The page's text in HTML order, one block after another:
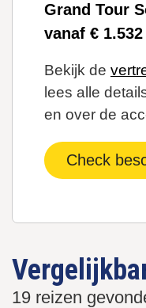
Grand Tour
vanaf €
Bekijk de
lees alle
en over de
Check
19 reizen